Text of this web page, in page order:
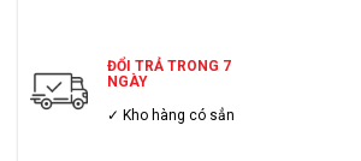
ĐỔI TRẢ TRONG 7
NGÀY
✓ Kho hàng có sẳn